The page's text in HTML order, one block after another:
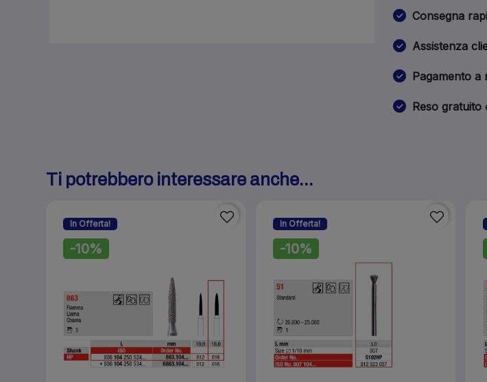
Consegna
Assistenza
Pagamento a
Reso gratuito
Ti potrebbero interessare anche...
In Offerta!
-10%
In Offerta!
-10%